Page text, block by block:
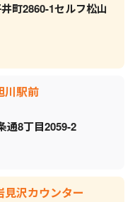
町2860-1セルフ松山
川駅前
通8丁目2059‐2
見沢カウンター